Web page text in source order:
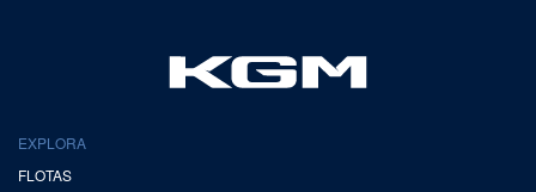
EXPLORA
FLOTAS